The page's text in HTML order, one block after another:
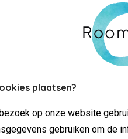
plaatsen?
op onze website
gebruiken om de